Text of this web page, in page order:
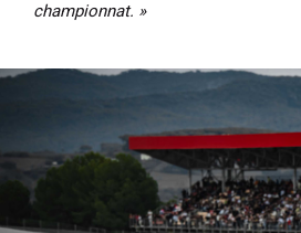
championnat. »